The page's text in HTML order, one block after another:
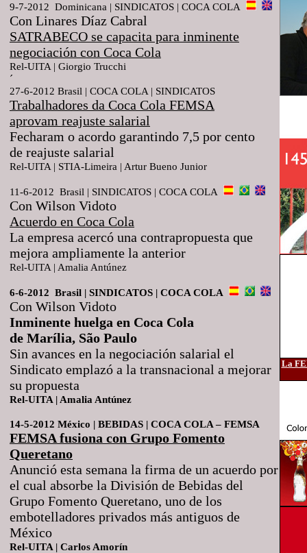
La
9-7-2012 Dominicana | SINDICATOS | COCA COLA
Con Linares Díaz Cabral
SATRABECO se capacita para inminente
negociación con Coca Cola
Rel-UITA | Giorgio Trucchi
´
27-6-2012 Brasil | COCA COLA | SINDICATOS
Trabalhadores da Coca Cola FEMSA
aprovam reajuste salarial
Fecharam o acordo garantindo 7,5 por cento
de reajuste salarial
Rel-UITA | STIA-Limeira | Artur Bueno Junior
11-6-2012 Brasil | SINDICATOS | COCA COLA
Con Wilson Vidoto
Acuerdo en Coca Cola
La empresa acercó una contrapropuesta que
mejora ampliamente la anterior
Rel-UITA | Amalia Antúnez
6-6-2012 Brasil | SINDICATOS | COCA COLA
Con Wilson Vidoto
Inminente huelga en Coca Cola
de Marília, São Paulo
Sin avances en la negociación salarial el
Sindicato emplazó a la transnacional a mejorar
su propuesta
Rel-UITA | Amalia Antúnez
14-5-2012 México | BEBIDAS | COCA COLA – FEMSA
FEMSA fusiona con Grupo Fomento
Queretano
Anunció esta semana la firma de un acuerdo por
el cual absorbe la División de Bebidas del
Grupo Fomento Queretano, uno de los
embotelladores privados más antiguos de
México
Rel-UITA | Carlos Amorín